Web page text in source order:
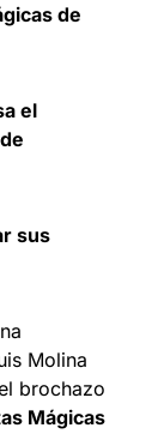
de
el
sus
Molina
brochazo
Mágicas